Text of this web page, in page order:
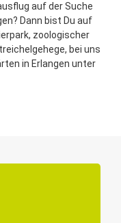
auf der Suche
Dann bist Du auf
zoologischer
bei uns
in Erlangen unter